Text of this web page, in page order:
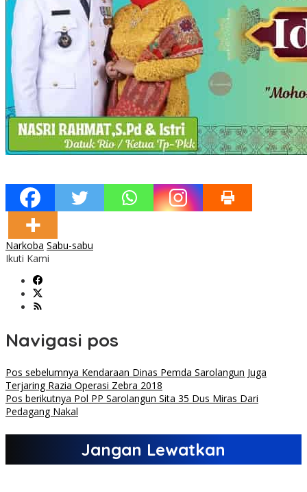
Narkoba Sabu-sabu
Ikuti Kami
Navigasi pos
Pos sebelumnya Kendaraan Dinas Pemda Sarolangun Juga
Terjaring Razia Operasi Zebra 2018
Pos berikutnya Pol PP Sarolangun Sita 35 Dus Miras Dari
Pedagang Nakal
Jangan Lewatkan